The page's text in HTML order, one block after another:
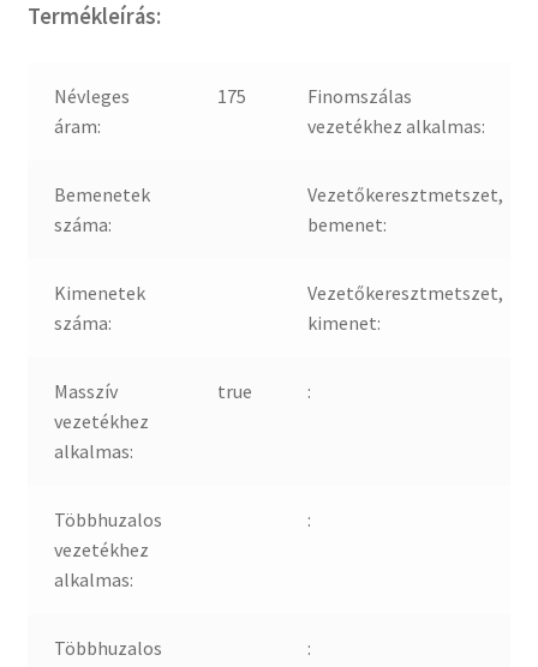
Termékleírás:
Névleges
áram:
175
Finomszálas
vezetékhez alkalmas:
Bemenetek
száma:
Vezetőkeresztmetszet,
bemenet:
Kimenetek
száma:
Vezetőkeresztmetszet,
kimenet:
Masszív
vezetékhez
alkalmas:
true :
Többhuzalos
vezetékhez
alkalmas:
:
Többhuzalos
: